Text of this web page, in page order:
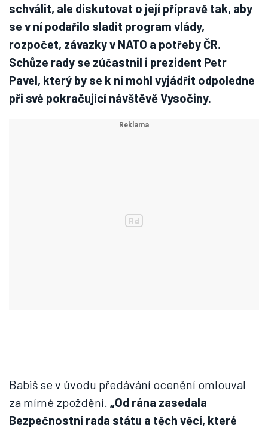
schválit, ale diskutovat o její přípravě tak, aby
se v ní podařilo sladit program vlády,
rozpočet, závazky v NATO a potřeby ČR.
Schůze rady se zúčastnil i prezident Petr
Pavel, který by se k ní mohl vyjádřit odpoledne
při své pokračující návštěvě Vysočiny.
Babiš se v úvodu předávání ocenění omlouval
za mírné zpoždění. „Od rána zasedala
Bezpečnostní rada státu a těch věcí, které